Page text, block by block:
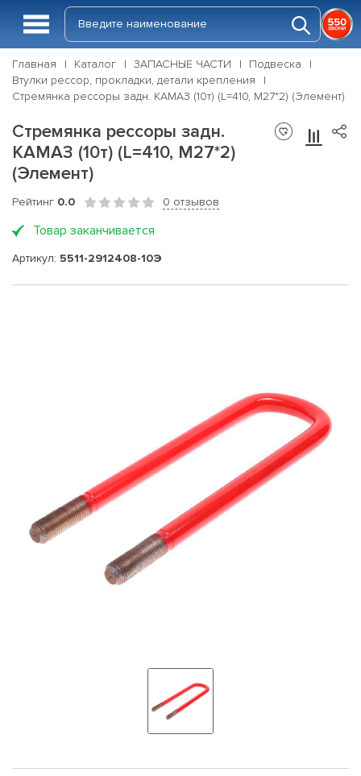
Главная Каталог ЗАПАСНЫЕ ЧАСТИ
Подвеска
Втулки рессор, прокладки, детали крепления
Стремянка рессоры задн. КАМАЗ (10т) (L=410, М27*2) (Элемент)
Стремянка рессоры задн.
КАМАЗ (10т) (L=410, М27*2)
(Элемент)
Рейтинг 0.0 0 отзывов
Товар заканчивается
Артикул: 5511-2912408-10Э